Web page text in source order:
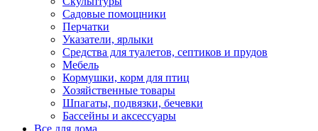
Садовые помощники
Перчатки
Указатели, ярлыки
Средства для туалетов, септиков и прудов
Мебель
Кормушки, корм для птиц
Хозяйственные товары
Шпагаты, подвязки, бечевки
Бассейны и аксессуары